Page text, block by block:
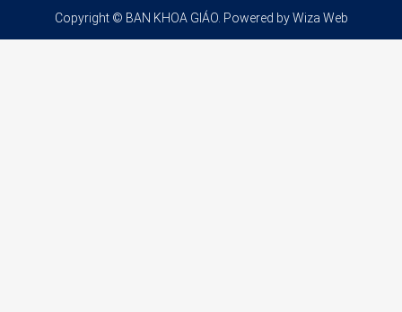
Copyright © BAN KHOA GIÁO. Powered byWiza Web